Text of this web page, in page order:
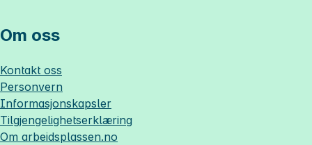
Om oss
Kontakt oss
Personvern
Informasjonskapsler
Tilgjengelighetserklæring
Om arbeidsplassen.no